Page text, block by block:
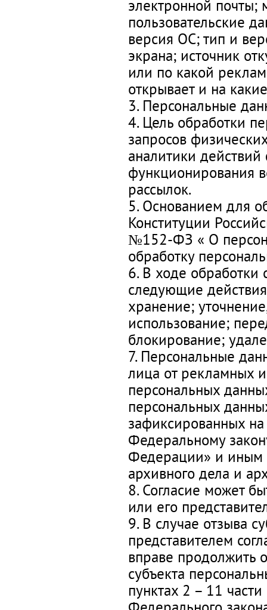
электронной почты;
пользовательские
версия ОС; тип и
экрана; источник
или по какой
открывает и на
3. Персональные
4. Цель обработки
запросов
аналитики
функционирования
рассылок.
5. Основанием для
Конституции
№152-ФЗ « О
обработку
6. В ходе
следующие
хранение;
использование;
блокирование;
7. Персональные
лица от рекламных
персональных
персональных
зафиксированных
Федеральному
Федерации» и иным
архивного дела и
8. Согласие может
или его
9. В случае отзыва
представителем
вправе продолжить
субъекта
пунктах 2 – 11